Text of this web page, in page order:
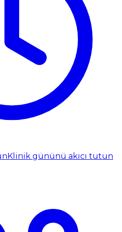
Klinik gününü akıcı tutun